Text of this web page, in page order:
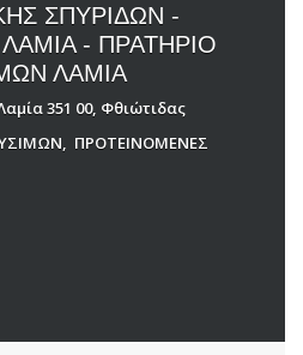
ΣΠΥΡΙΔΩΝ -
- ΠΡΑΤΗΡΙΟ
ΛΑΜΙΑ
351 00, Φθιώτιδας
, ΠΡΟΤΕΙΝΟΜΕΝΕΣ